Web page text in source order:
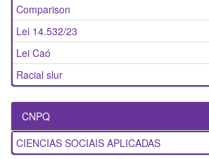
Comparison
Lei 14.532/23
Lei Caó
Racial slur
CNPQ
CIENCIAS SOCIAIS APLICADAS